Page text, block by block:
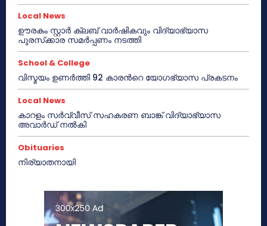
Local News
ഊരകം സ്റ്റാർ ക്ലബ് വാർഷികവും വിദ്യാഭ്യാസ
പുരസ്‌ക്കാര സമർപ്പണം നടത്തി
School & College
വിസ്മയം ഉണർത്തി 92 കാരൻറെ യോഗഭ്യാസ പ്രകടനം
Local News
കാറളം സർവ്വീസ് സഹകരണ ബാങ്ക് വിദ്യാഭ്യാസ
അവാർഡ് നൽകി
Obituaries
നിര്യാതനായി